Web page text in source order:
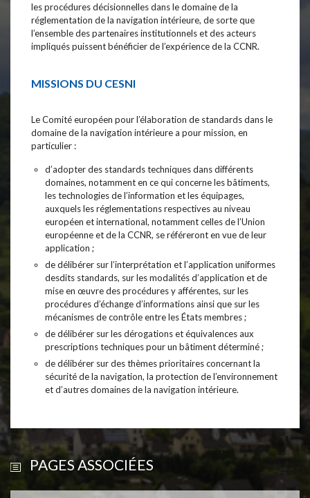
PAGES ASSOCIÉES
les procédures décisionnelles dans le domaine de la
réglementation de la navigation intérieure, de sorte que
l’ensemble des partenaires institutionnels et des acteurs
impliqués puissent bénéficier de l’expérience de la CCNR.
MISSIONS DU CESNI
Le Comité européen pour l’élaboration de standards dans le
domaine de la navigation intérieure a pour mission, en
particulier :
d’adopter des standards techniques dans différents
domaines, notamment en ce qui concerne les bâtiments,
les technologies de l’information et les équipages,
auxquels les réglementations respectives au niveau
européen et international, notamment celles de l’Union
européenne et de la CCNR, se référeront en vue de leur
application ;
de délibérer sur l’interprétation et l’application uniformes
desdits standards, sur les modalités d’application et de
mise en œuvre des procédures y afférentes, sur les
procédures d’échange d’informations ainsi que sur les
mécanismes de contrôle entre les États membres ;
de délibérer sur les dérogations et équivalences aux
prescriptions techniques pour un bâtiment déterminé ;
de délibérer sur des thèmes prioritaires concernant la
sécurité de la navigation, la protection de l’environnement
et d’autres domaines de la navigation intérieure.